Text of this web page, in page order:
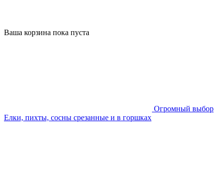
Ваша корзина пока пуста
Огромный выбор
Елки, пихты, сосны срезанные и в горшках